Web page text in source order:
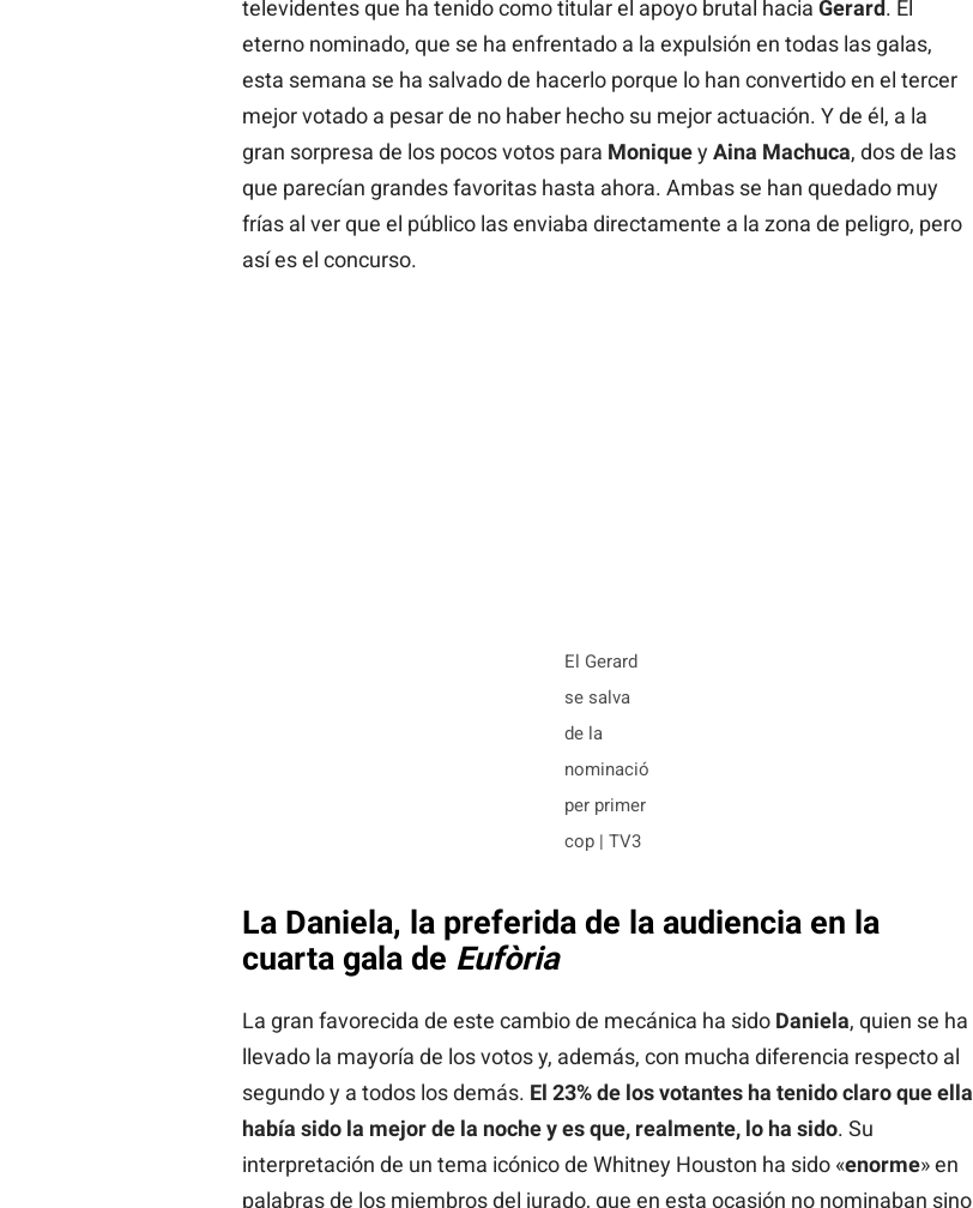
televidentes que ha tenido como titular el apoyo brutal hacia Gerard. El
eterno nominado, que se ha enfrentado a la expulsión en todas las galas,
esta semana se ha salvado de hacerlo porque lo han convertido en el tercer
mejor votado a pesar de no haber hecho su mejor actuación. Y de él, a la
gran sorpresa de los pocos votos para Moniquey Aina Machuca, dos de las
que parecían grandes favoritas hasta ahora. Ambas se han quedado muy
frías al ver que el público las enviaba directamente a la zona de peligro, pero
así es el concurso.
El Gerard
se salva
de la
nominació
per primer
cop | TV3
La Daniela, la preferida de la audiencia en la
cuarta gala de Eufòria
La gran favorecida de este cambio de mecánica ha sido Daniela, quien se ha
llevado la mayoría de los votos y, además, con mucha diferencia respecto al
segundo y a todos los demás. El 23% de los votantes ha tenido claro que ella
había sido la mejor de la noche y es que, realmente, lo ha sido. Su
interpretación de un tema icónico de Whitney Houston ha sido «enorme» en
palabras de los miembros del jurado, que en esta ocasión no nominaban sino